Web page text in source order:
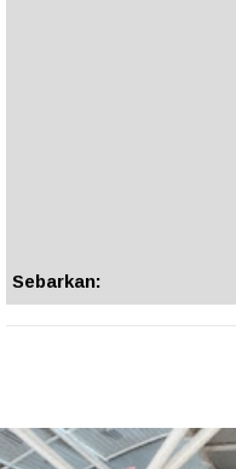
Sebarkan: